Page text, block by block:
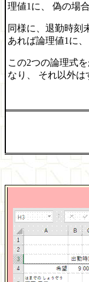
理値1に、 偽の場
同様に、退勤時刻
あれば論理値1に
この2つの論理式
なり、 それ以外は